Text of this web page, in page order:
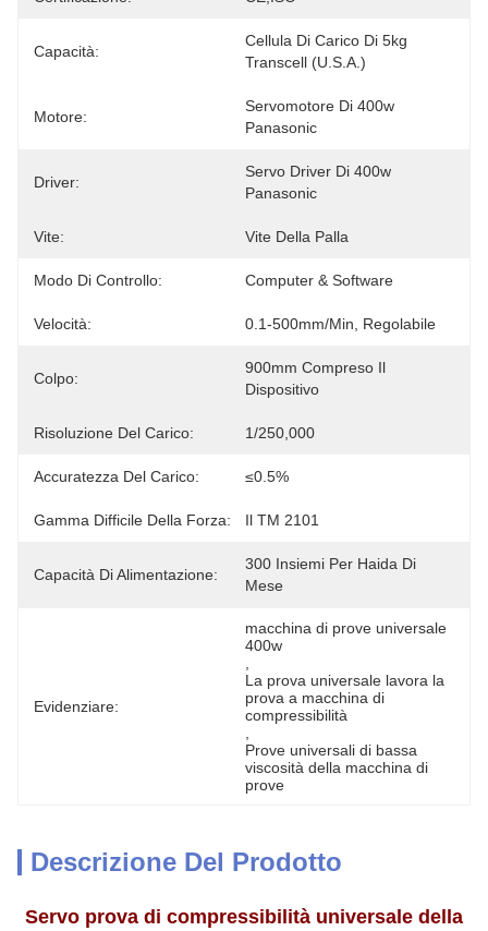
Capacità:
Cellula Di Carico Di 5kg
Transcell (U.S.A.)
Motore:
Servomotore Di 400w
Panasonic
Driver:
Servo Driver Di 400w
Panasonic
Vite: Vite Della Palla
Modo Di Controllo: Computer & Software
Velocità: 0.1-500mm/min, Regolabile
Colpo:
900mm Compreso Il
Dispositivo
Risoluzione Del Carico: 1/250,000
Accuratezza Del Carico: ≤0.5%
Gamma Difficile Della Forza: Il TM 2101
Capacità Di Alimentazione:
300 Insiemi Per Haida Di
Mese
Evidenziare:
macchina di prove universale
400w
La prova universale lavora la
prova a macchina di
compressibilità
Prove universali di bassa
viscosità della macchina di
prove
Descrizione Del Prodotto
Servo prova di compressibilità universale della